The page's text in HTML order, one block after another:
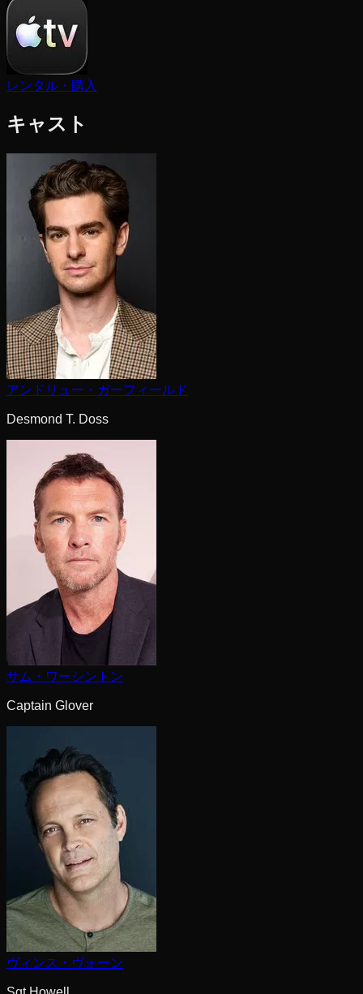
レンタル・購入
キャスト
アンドリュー・ガーフィールド
Desmond T. Doss
サム・ワーシントン
Captain Glover
ヴィンス・ヴォーン